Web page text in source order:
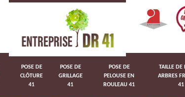
POSE DE
CLÔTURE
41
POSE DE
GRILLAGE
41
POSE DE
PELOUSE EN
ROULEAU 41
TAILLE DE
ARBRES
41